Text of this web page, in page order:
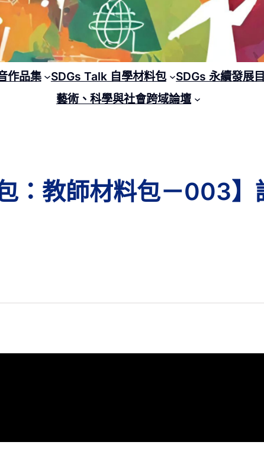
作品集 SDGs Talk 自學材料包 SDGs 永續發展
藝術、科學與社會跨域論壇
：教師材料包－003